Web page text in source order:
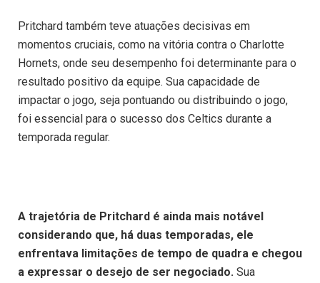
Pritchard também teve atuações decisivas em
momentos cruciais, como na vitória contra o Charlotte
Hornets, onde seu desempenho foi determinante para o
resultado positivo da equipe. Sua capacidade de
impactar o jogo, seja pontuando ou distribuindo o jogo,
foi essencial para o sucesso dos Celtics durante a
temporada regular.​
A trajetória de Pritchard é ainda mais notável
considerando que, há duas temporadas, ele
enfrentava limitações de tempo de quadra e chegou
a expressar o desejo de ser negociado. Sua